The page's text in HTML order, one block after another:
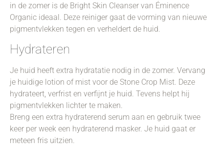
in de zomer is de Bright Skin Cleanser van Éminence
Organic ideaal. Deze reiniger gaat de vorming van nieuwe
pigmentvlekken tegen en verheldert de huid.
Hydrateren
Je huid heeft extra hydratatie nodig in de zomer. Vervang
je huidige lotion of mist voor de Stone Crop Mist. Deze
hydrateert, verfrist en verfijnt je huid. Tevens helpt hij
pigmentvlekken lichter te maken.
Breng een extra hydraterend serum aan en gebruik twee
keer per week een hydraterend masker. Je huid gaat er
meteen fris uitzien.